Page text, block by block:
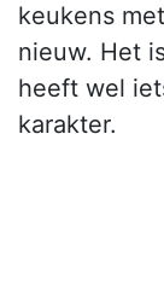
keukens
nieuw. Het
heeft wel
karakter.